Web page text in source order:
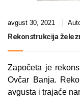
avgust 30, 2021
Rekonstrukcija
Započeta je
Ovčar Banja.
avgusta i trajaće